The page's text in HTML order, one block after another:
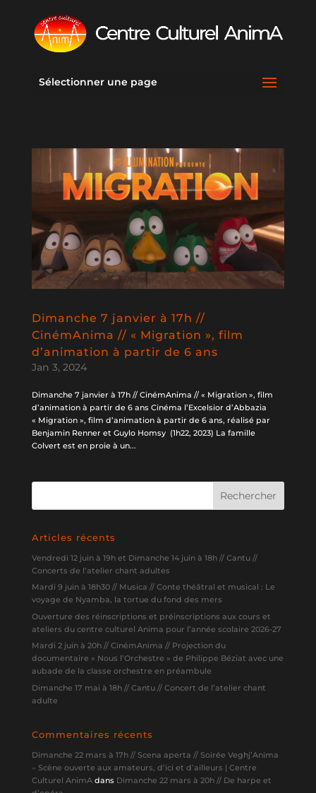
Sélectionner une page
Dimanche 7 janvier à 17h //
CinémAnima // « Migration », film
d’animation à partir de 6 ans
Jan 3, 2024
Dimanche 7 janvier à 17h // CinémAnima // « Migration », film
d’animation à partir de 6 ans Cinéma l’Excelsior d’Abbazia
« Migration », film d’animation à partir de 6 ans, réalisé par
Benjamin Renner et Guylo Homsy (1h22, 2023) La famille
Colvert est en proie à un...
Articles récents
Vendredi 12 juin à 19h et Dimanche 14 juin à 18h // Cantu //
Concerts de l’atelier chant adultes
Mardi 9 juin à 18h30 // Musica // Conte théâtral et musical : Le
voyage de Nyamba, la tortue du fond des mers
Ouverture des réinscriptions et préinscriptions aux cours et
ateliers du centre culturel Anima pour l’année scolaire 2026-27
Mardi 2 juin à 20h // CinémAnima // Projection du
documentaire « Nous l’Orchestre » de Philippe Béziat avec une
aubade de la classe orchestre en préambule
Dimanche 17 mai à 18h // Cantu // Concert de l’atelier chant
adulte
Commentaires récents
Dimanche 22 mars à 17h // Scena aperta // Soirée Veghj’Anima
– Scène ouverte aux amateurs, d’ici et d’ailleurs | Centre
Culturel AnimAdans Dimanche 22 mars à 20h // De harpe et